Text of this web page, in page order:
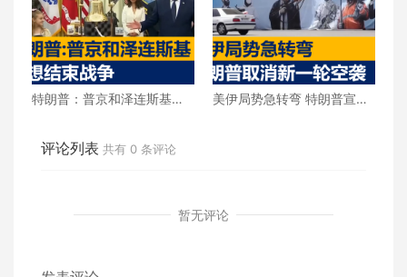
特朗普：普京和泽连斯基都
美伊局势急转弯 特朗普宣布
评论列表 共有 0 条评论
暂无评论